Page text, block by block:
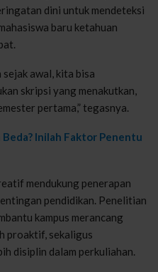
dini untuk mendeteksi
baru ketahuan
sejak awal, kita bisa
skripsi yang menakutkan,
pertama,” tegasnya.
Beda? Inilah Faktor Penentu
mendukung penerapan
pendidikan. Penelitian
kampus merancang
proaktif, sekaligus
disiplin dalam perkuliahan.